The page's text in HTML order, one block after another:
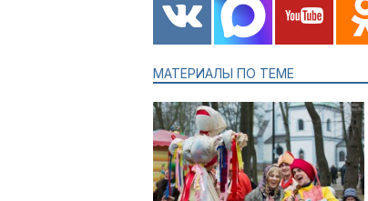
МАТЕРИАЛЫ ПО ТЕМЕ